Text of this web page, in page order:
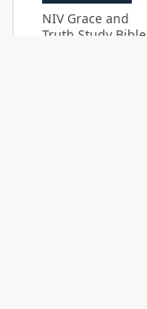
NIV Grace and
Truth Study Bible